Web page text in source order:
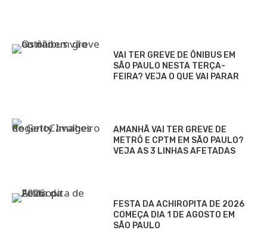
VAI TER GREVE DE ÔNIBUS EM
SÃO PAULO NESTA TERÇA-
FEIRA? VEJA O QUE VAI PARAR
AMANHÃ VAI TER GREVE DE
METRÔ E CPTM EM SÃO PAULO?
VEJA AS 3 LINHAS AFETADAS
FESTA DA ACHIROPITA DE 2026
COMEÇA DIA 1 DE AGOSTO EM
SÃO PAULO